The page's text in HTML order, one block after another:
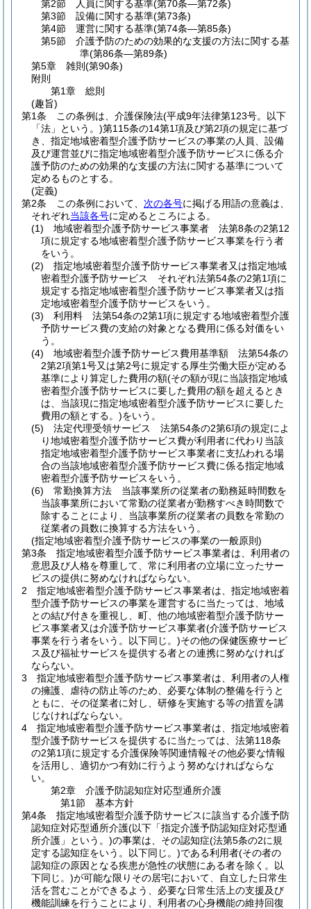
第2節
人員に関する基準(第70条―第72条)
第3節
設備に関する基準(第73条)
第4節
運営に関する基準(第74条―第85条)
第5節
介護予防のための効果的な支援の方法に関する基
準(第86条―第89条)
第5章
雑則 (第90条)
附則
第1章
総則
(趣旨)
第1条
この条例は、介護保険法(平成9年法律第123号。以下
「法」という。)第115条の14第1項及び第2項の規定に基づ
き、指定地域密着型介護予防サービスの事業の人員、設備
及び運営並びに指定地域密着型介護予防サービスに係る介
護予防のための効果的な支援の方法に関する基準について
定めるものとする。
(定義)
第2条
この条例において、 次の各号に掲げる用語の意義は、
それぞれ当該各号に定めるところによる。
(1)
地域密着型介護予防サービス事業者 法第8条の2第12
項に規定する地域密着型介護予防サービス事業を行う者
をいう。
(2)
指定地域密着型介護予防サービス事業者又は指定地域
密着型介護予防サービス それぞれ法第54条の2第1項に
規定する指定地域密着型介護予防サービス事業者又は指
定地域密着型介護予防サービスをいう。
(3)
利用料 法第54条の2第1項に規定する地域密着型介護
予防サービス費の支給の対象となる費用に係る対価をい
う。
(4)
地域密着型介護予防サービス費用基準額 法第54条の
2第2項第1号又は第2号に規定する厚生労働大臣が定める
基準により算定した費用の額(その額が現に当該指定地域
密着型介護予防サービスに要した費用の額を超えるとき
は、当該現に指定地域密着型介護予防サービスに要した
費用の額とする。)をいう。
(5)
法定代理受領サービス 法第54条の2第6項の規定によ
り地域密着型介護予防サービス費が利用者に代わり当該
指定地域密着型介護予防サービス事業者に支払われる場
合の当該地域密着型介護予防サービス費に係る指定地域
密着型介護予防サービスをいう。
(6)
常勤換算方法 当該事業所の従業者の勤務延時間数を
当該事業所において常勤の従業者が勤務すべき時間数で
除することにより、当該事業所の従業者の員数を常勤の
従業者の員数に換算する方法をいう。
(指定地域密着型介護予防サービスの事業の一般原則)
第3条
指定地域密着型介護予防サービス事業者は、利用者の
意思及び人格を尊重して、常に利用者の立場に立ったサー
ビスの提供に努めなければならない。
2
指定地域密着型介護予防サービス事業者は、指定地域密着
型介護予防サービスの事業を運営するに当たっては、地域
との結び付きを重視し、町、他の地域密着型介護予防サー
ビス事業者又は介護予防サービス事業者(介護予防サービス
事業を行う者をいう。以下同じ。)その他の保健医療サービ
ス及び福祉サービスを提供する者との連携に努めなければ
ならない。
3
指定地域密着型介護予防サービス事業者は、利用者の人権
の擁護、虐待の防止等のため、必要な体制の整備を行うと
ともに、その従業者に対し、研修を実施する等の措置を講
じなければならない。
4
指定地域密着型介護予防サービス事業者は、指定地域密着
型介護予防サービスを提供するに当たっては、法第118条
の2第1項に規定する介護保険等関連情報その他必要な情報
を活用し、適切かつ有効に行うよう努めなければならな
い。
第2章
介護予防認知症対応型通所介護
第1節
基本方針
第4条
指定地域密着型介護予防サービスに該当する介護予防
認知症対応型通所介護(以下「指定介護予防認知症対応型通
所介護」という。)の事業は、その認知症(法第5条の2に規
定する認知症をいう。以下同じ。)である利用者(その者の
認知症の原因となる疾患が急性の状態にある者を除く。以
下同じ。)が可能な限りその居宅において、自立した日常生
活を営むことができるよう、必要な日常生活上の支援及び
機能訓練を行うことにより、利用者の心身機能の維持回復